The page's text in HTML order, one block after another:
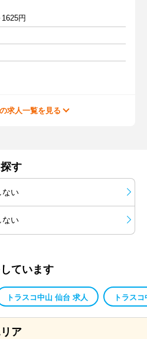
円
求人一覧を見る
す
ない
ない
ています
トラスコ中山 仙台 求人 トラス
ア